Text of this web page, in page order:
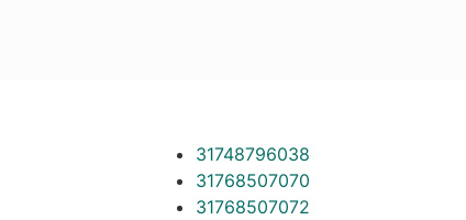
31748796038
31768507070
31768507072